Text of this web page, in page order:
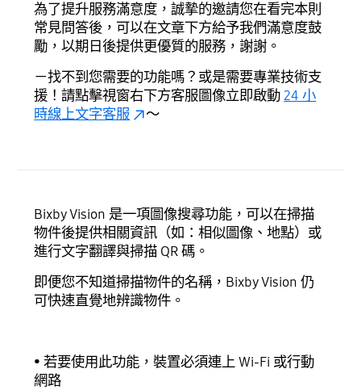
為了提升服務滿意度，誠摯的邀請您在看完本則
常見問答後，可以在文章下方給予我們滿意度鼓
勵，以期日後提供更優質的服務，謝謝。
－找不到您需要的功能嗎？或是需要專業技術支
援！請點擊視窗右下方客服圖像立即啟動24 小
時線上文字客服
～
Bixby Vision 是一項圖像搜尋功能，可以在掃描
物件後提供相關資訊（如：相似圖像、地點）或
進行文字翻譯與掃描 QR 碼。
即便您不知道掃描物件的名稱，Bixby Vision 仍
可快速直覺地辨識物件。
• 若要使用此功能，裝置必須連上 Wi-Fi 或行動
網路